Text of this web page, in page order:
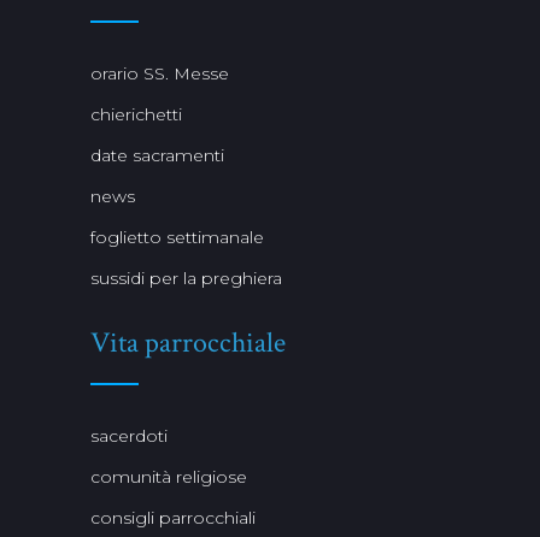
orario SS. Messe
chierichetti
date sacramenti
news
foglietto settimanale
sussidi per la preghiera
Vita parrocchiale
sacerdoti
comunità religiose
consigli parrocchiali